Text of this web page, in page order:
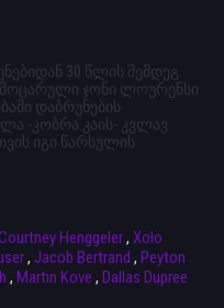
30 წლის შემდეგ.
ჯონი ლოურენსი
დაბრუნების
-კობრა კაის- კვლავ
იგი წარსულის
Henggeler, Xolo
, Jacob Bertrand , Peyton
, Martin Kove , Dallas Dupree